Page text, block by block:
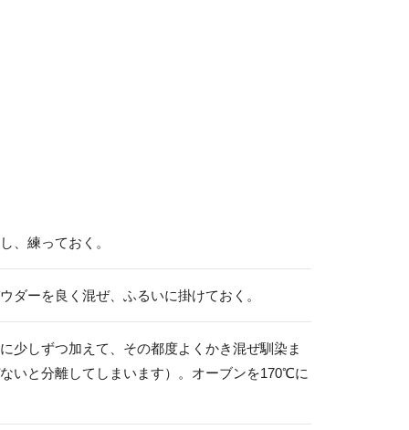
、練っておく。
ダーを良く混ぜ、ふるいに掛けておく。
少しずつ加えて、その都度よくかき混ぜ馴染ま
いと分離してしまいます）。オーブンを170℃に